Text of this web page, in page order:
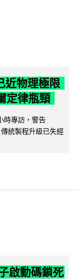
近物理極限
定律瓶頸
時專訪，警告
統製程升級已失經
啟動碼鎖死